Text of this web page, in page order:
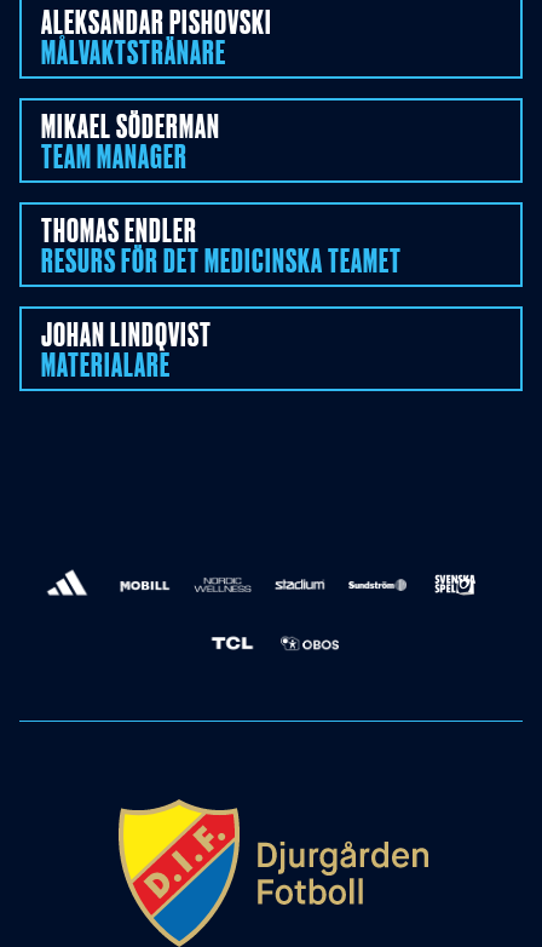
ALEKSANDARPISHOVSKI
MÅLVAKTSTRÄNARE
MIKAELSÖDERMAN
TEAM MANAGER
THOMASENDLER
RESURS FÖR DET MEDICINSKA TEAMET
JOHANLINDQVIST
MATERIALARE